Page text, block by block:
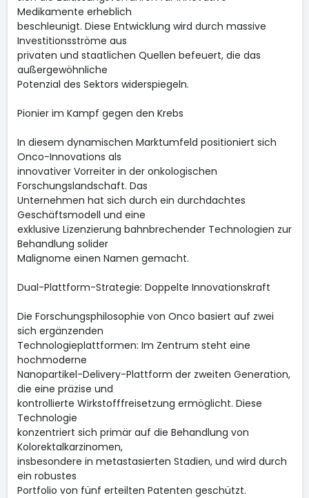
Medikamente erheblich
beschleunigt. Diese Entwicklung wird durch massive
Investitionsströme aus
privaten und staatlichen Quellen befeuert, die das
außergewöhnliche
Potenzial des Sektors widerspiegeln.
Pionier im Kampf gegen den Krebs
In diesem dynamischen Marktumfeld positioniert sich
Onco-Innovations als
innovativer Vorreiter in der onkologischen
Forschungslandschaft. Das
Unternehmen hat sich durch ein durchdachtes
Geschäftsmodell und eine
exklusive Lizenzierung bahnbrechender Technologien zur
Behandlung solider
Malignome einen Namen gemacht.
Dual-Plattform-Strategie: Doppelte Innovationskraft
Die Forschungsphilosophie von Onco basiert auf zwei
sich ergänzenden
Technologieplattformen: Im Zentrum steht eine
hochmoderne
Nanopartikel-Delivery-Plattform der zweiten Generation,
die eine präzise und
kontrollierte Wirkstofffreisetzung ermöglicht. Diese
Technologie
konzentriert sich primär auf die Behandlung von
Kolorektalkarzinomen,
insbesondere in metastasierten Stadien, und wird durch
ein robustes
Portfolio von fünf erteilten Patenten geschützt.